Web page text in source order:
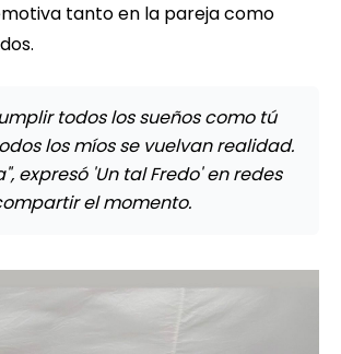
tanto en la pareja como
todos los sueños como tú
los míos se vuelvan realidad.
expresó 'Un tal Fredo' en redes
el momento.